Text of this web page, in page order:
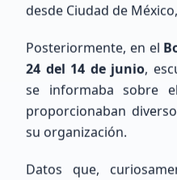
Mapa de
desde Ciudad de
Posteriormente, en el
24 del 14 de junio,
se informaba sobre
proporcionaban
su organización.
Datos que,